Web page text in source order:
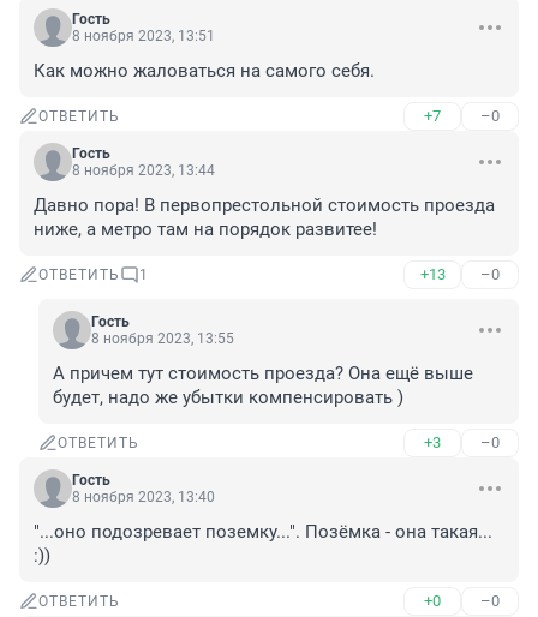
Гость
8 ноября 2023, 13:51
Как можно жаловаться на самого себя.
ОТВЕТИТЬ +7 –0
Гость
8 ноября 2023, 13:44
Давно пора! В первопрестольной стоимость проезда
ниже, а метро там на порядок развитее!
ОТВЕТИТЬ 1 +13 –0
Гость
8 ноября 2023, 13:55
А причем тут стоимость проезда? Она ещё выше
будет, надо же убытки компенсировать )
ОТВЕТИТЬ +3 –0
Гость
8 ноября 2023, 13:40
"...оно подозревает поземку...". Позёмка - она такая...
:))
ОТВЕТИТЬ +0 –0